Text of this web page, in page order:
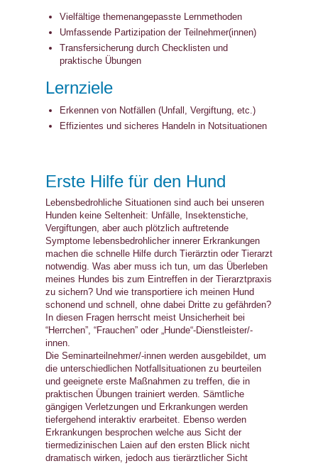
Vielfältige themenangepasste Lernmethoden
Umfassende Partizipation der Teilnehmer(innen)
Transfersicherung durch Checklisten und
praktische Übungen
Lernziele
Erkennen von Notfällen (Unfall, Vergiftung, etc.)
Effizientes und sicheres Handeln in Notsituationen
Erste Hilfe für den Hund
Lebensbedrohliche Situationen sind auch bei unseren
Hunden keine Seltenheit: Unfälle, Insektenstiche,
Vergiftungen, aber auch plötzlich auftretende
Symptome lebensbedrohlicher innerer Erkrankungen
machen die schnelle Hilfe durch Tierärztin oder Tierarzt
notwendig. Was aber muss ich tun, um das Überleben
meines Hundes bis zum Eintreffen in der Tierarztpraxis
zu sichern? Und wie transportiere ich meinen Hund
schonend und schnell, ohne dabei Dritte zu gefährden?
In diesen Fragen herrscht meist Unsicherheit bei
“Herrchen”, “Frauchen” oder „Hunde“-Dienstleister/-
innen.
Die Seminarteilnehmer/-innen werden ausgebildet, um
die unterschiedlichen Notfallsituationen zu beurteilen
und geeignete erste Maßnahmen zu treffen, die in
praktischen Übungen trainiert werden. Sämtliche
gängigen Verletzungen und Erkrankungen werden
tiefergehend interaktiv erarbeitet. Ebenso werden
Erkrankungen besprochen welche aus Sicht der
tiermedizinischen Laien auf den ersten Blick nicht
dramatisch wirken, jedoch aus tierärztlicher Sicht